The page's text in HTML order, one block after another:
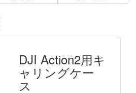
DJI Action2用キ
ャリングケー
ス